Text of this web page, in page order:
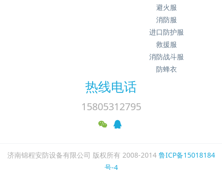
避火服
消防服
进口防护服
救援服
消防战斗服
防蜂衣
热线电话
15805312795
济南锦程安防设备有限公司 版权所有 2008-2014 鲁ICP备15018184
号-4